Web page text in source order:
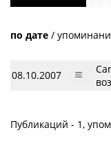
по дате /
08.10.2007
Публикаций - 1,